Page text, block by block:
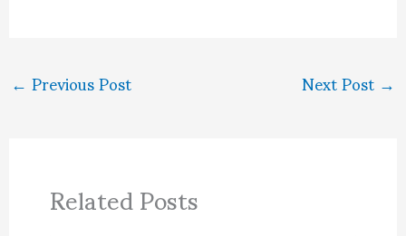
←Previous Post Next Post→
Related Posts